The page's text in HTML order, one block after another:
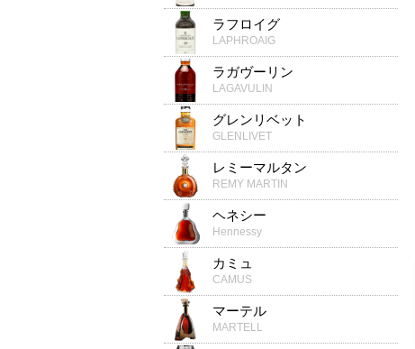
ラフロイグ
LAPHROAIG
ラガヴーリン
LAGAVULIN
グレンリベット
GLENLIVET
レミーマルタン
REMY MARTIN
ヘネシー
Hennessy
カミュ
CAMUS
マーテル
MARTELL